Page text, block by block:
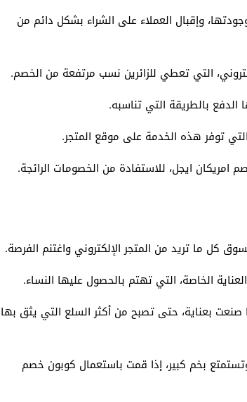
وإقبال العملاء على الشراء بشكل دائم من
التي تعطي للزائرين نسب مرتفعة من الخصم.
بالطريقة التي تناسبه.
توفر هذه الخدمة على موقع المتجر.
ايجل، للاستفادة من الخصومات الرائجة.
كل ما تريد من المتجر الإلكتروني واغتنم الفرصة.
الخاصة، التي تهتم بالحصول عليها النساء.
صنعت بعناية، حتى تصبح من أكثر السلع التي يثق بها
بخم كبير، إذا قمت باستعمال كوبون خصم